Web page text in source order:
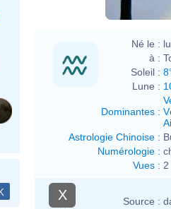
Né le :
à :
Soleil :
Lune :
Dominantes :
Astrologie Chinoise :
Numérologie :
Vues :
X Source :